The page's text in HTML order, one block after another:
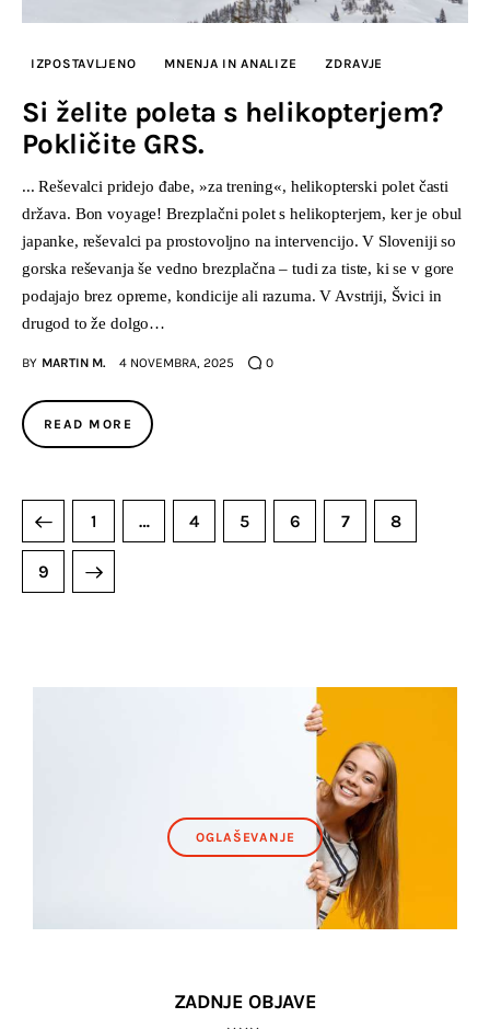
IZPOSTAVLJENO MNENJA IN ANALIZE ZDRAVJE
Si želite poleta s helikopterjem?
Pokličite GRS.
... Reševalci pridejo đabe, »za trening«, helikopterski polet časti
država. Bon voyage! Brezplačni polet s helikopterjem, ker je obul
japanke, reševalci pa prostovoljno na intervencijo. V Sloveniji so
gorska reševanja še vedno brezplačna – tudi za tiste, ki se v gore
podajajo brez opreme, kondicije ali razuma. V Avstriji, Švici in
drugod to že dolgo…
BY MARTIN M. 4 NOVEMBRA, 2025 0
READ MORE
1 … 4 5 6 7 8
9
OGLAŠEVANJE
ZADNJE OBJAVE